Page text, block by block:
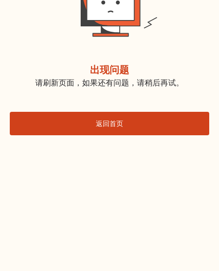
出现问题
请刷新页面，如果还有问题，请稍后再试。
返回首页